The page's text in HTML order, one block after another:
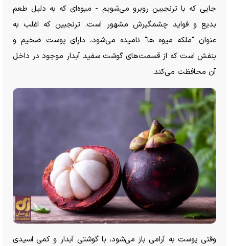
جایی که با ترنجبین روبرو می‌شویم - میوه‌ای که به دلیل طعم
بدیع و فواید چشمگیرش مشهور است. ترنجبین که اغلب به
عنوان "ملکه میوه ها" نامیده می‌شود، دارای پوست ضخیم و
بنفش است که از قسمت‌های گوشت سفید آبدار موجود در داخل
آن محافظت می‌کند.
وقتی پوست به آرامی باز می‌شود، با گوشتی آبدار و کمی اسیدی